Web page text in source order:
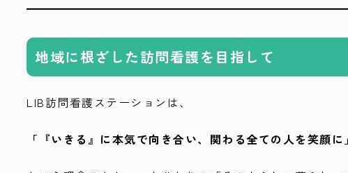
地域に根ざした訪問看護を目指して
LIB訪問看護ステーションは、
「『いきる』に本気で向き合い、関わる全ての人を笑顔に」